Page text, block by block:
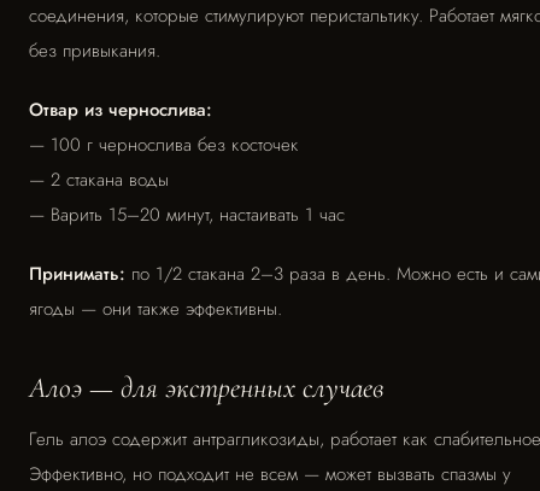
соединения, которые стимулируют перистальтику. Работает
без привыкания.
Отвар из чернослива:
— 100 г чернослива без косточек
— 2 стакана воды
— Варить 15–20 минут, настаивать 1 час
Принимать: по 1/2 стакана 2–3 раза в день. Можно есть и
ягоды — они также эффективны.
Алоэ — для экстренных случаев
Гель алоэ содержит антрагликозиды, работает как
Эффективно, но подходит не всем — может вызвать спазмы у